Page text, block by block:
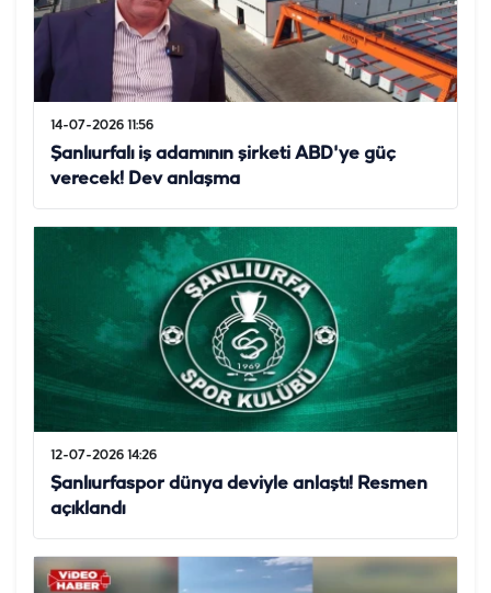
14-07-2026 11:56
Şanlıurfalı iş adamının şirketi ABD'ye güç
verecek! Dev anlaşma
12-07-2026 14:26
Şanlıurfaspor dünya deviyle anlaştı! Resmen
açıklandı